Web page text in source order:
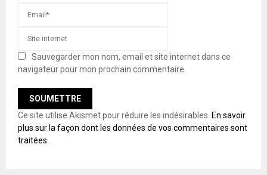
Sauvegarder mon nom, email et site internet dans ce
navigateur pour mon prochain commentaire.
Ce site utilise Akismet pour réduire les indésirables. En savoir
plus sur la façon dont les données de vos commentaires sont
traitées.